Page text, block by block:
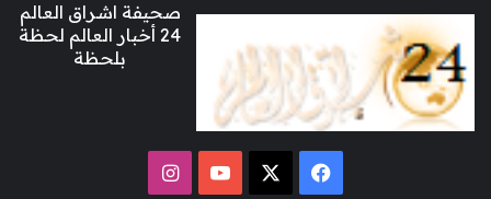
صحيفة اشراق العالم
24 أخبار العالم لحظة
بلحظة
فيسبوك ‫YouTubeانستقرام